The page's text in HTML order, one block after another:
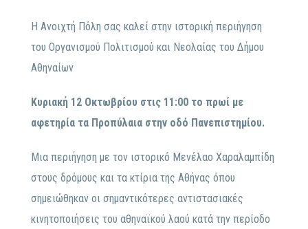
Η Ανοιχτή Πόλη σας καλεί στην ιστορική περιήγηση
του Οργανισμού Πολιτισμού και Νεολαίας του Δήμου
Αθηναίων
Κυριακή 12 Οκτωβρίου στις 11:00 το πρωί με
αφετηρία τα Προπύλαια στην οδό Πανεπιστημίου.
Μια περιήγηση με τον ιστορικό Μενέλαο Χαραλαμπίδη
στους δρόμους και τα κτίρια της Αθήνας όπου
σημειώθηκαν οι σημαντικότερες αντιστασιακές
κινητοποιήσεις του αθηναϊκού λαού κατά την περίοδο